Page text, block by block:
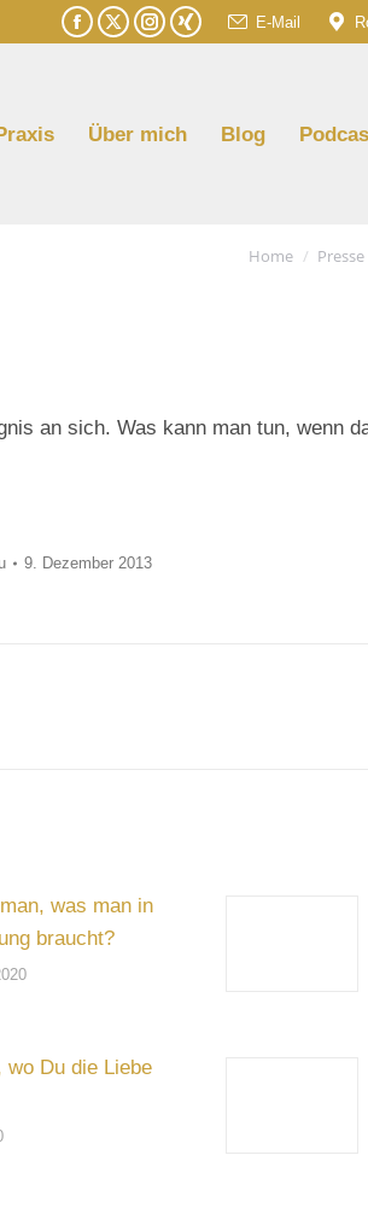
Facebook
in
X
in
Instagram
in
XING
in
E-Mail
Über mich Blog
You are here:
Home Presse
an sich. Was kann man tun, wenn
9. Dezember 2013
was man in
braucht?
wo Du die Liebe